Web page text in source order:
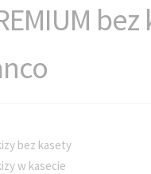
bez kasety
w kasecie